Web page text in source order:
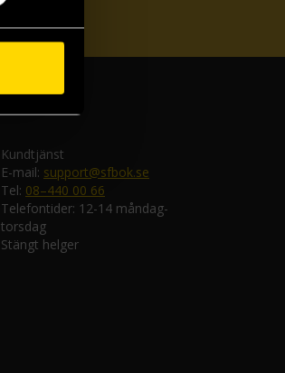
Kundtjänst
E-mail: support@sfbok.se
Tel: 08–440 00 66
Telefontider: 12-14 måndag-
torsdag
Stängt helger